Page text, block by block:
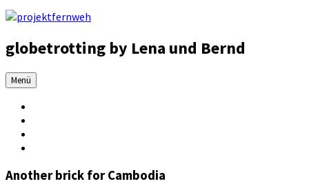
globetrotting by Lena und Bernd
Menü
Another brick for Cambodia